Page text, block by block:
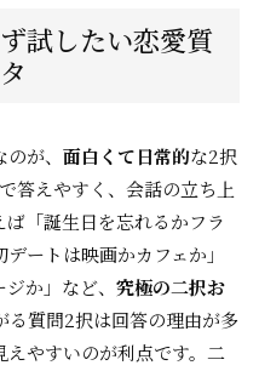
試したい恋愛質
が、 面白くて日常的な2択
答えやすく、会話の立ち上
「誕生日を忘れるかフラ
ートは映画かカフェか」
か」など、 究極の二択お
質問2択は回答の理由が多
やすいのが利点です。二